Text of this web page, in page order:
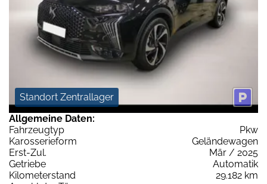
Standort Zentrallager
Allgemeine Daten:
Fahrzeugtyp
Pkw
Karosserieform
Geländewagen
Erst-Zul.
Mär / 2025
Getriebe
Automatik
Kilometerstand
29.182 km